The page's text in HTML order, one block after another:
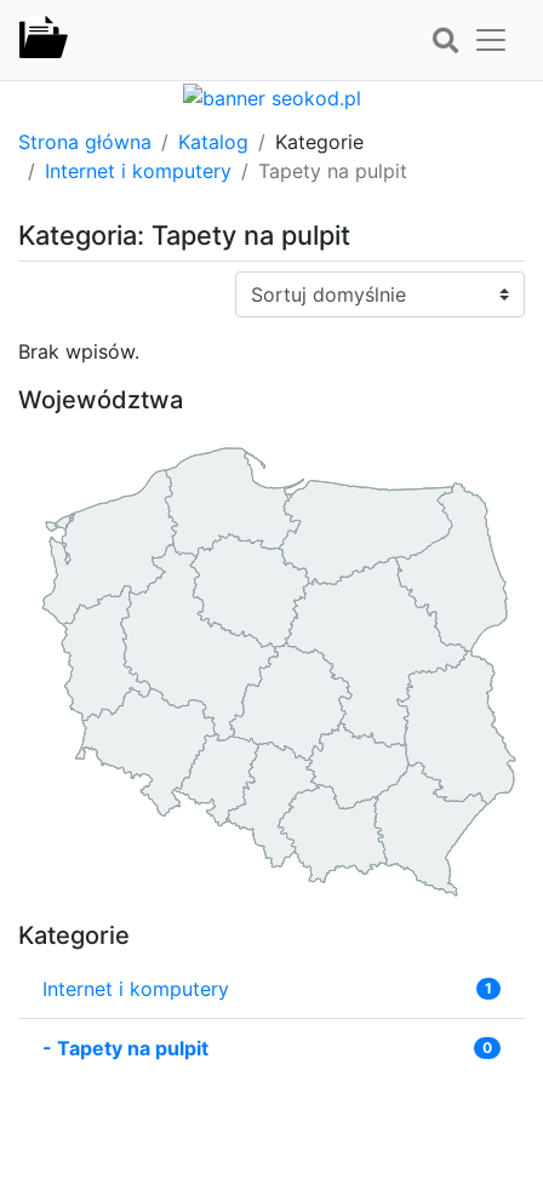
Strona główna Katalog
Kategorie
Internet i komputery
Tapety na pulpit
Kategoria: Tapety na pulpit
Sortuj:
Brak wpisów.
Województwa
Kategorie
Internet i komputery 1
- Tapety na pulpit 0